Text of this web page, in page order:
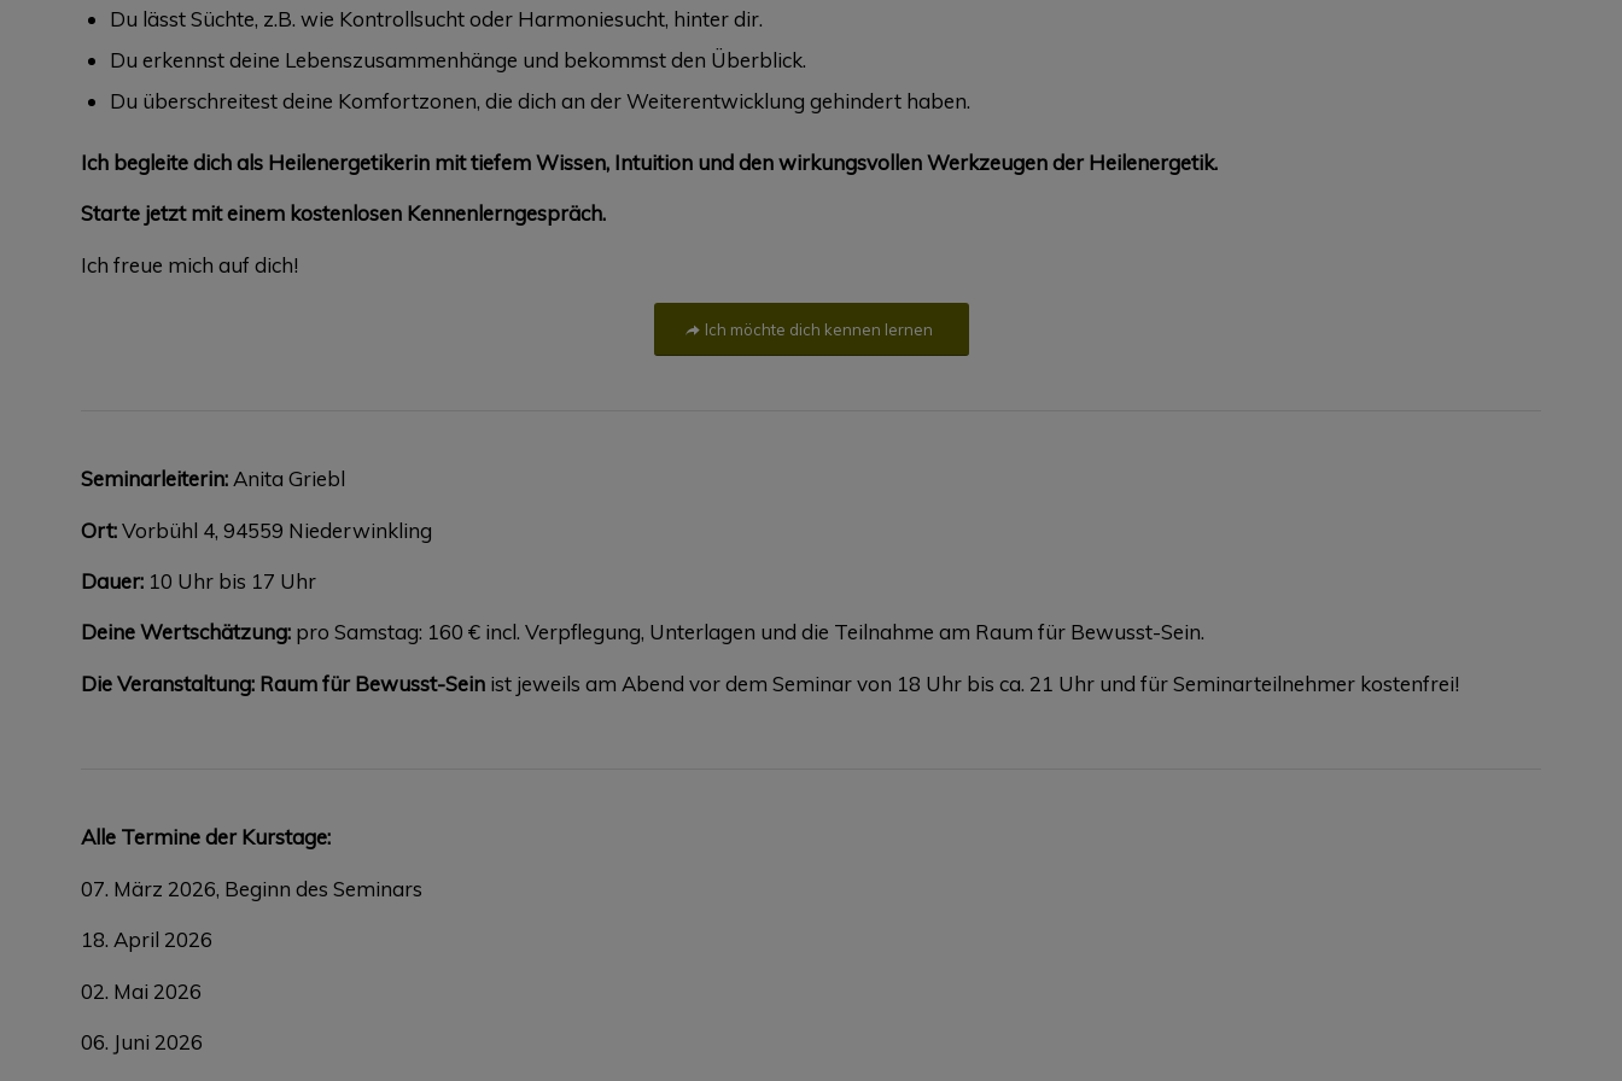
Du lässt Süchte, z.B. wie Kontrollsucht oder Harmoniesucht, hinter dir.
Du erkennst deine Lebenszusammenhänge und bekommst den Überblick.
Du überschreitest deine Komfortzonen, die dich an der Weiterentwicklung gehindert haben.
Ich begleite dich als Heilenergetikerin mit tiefem Wissen, Intuition und den wirkungsvollen Werkzeugen der Heilenergetik.
Starte jetzt mit einem kostenlosen Kennenlerngespräch.
Ich freue mich auf dich!
Ich möchte dich kennen lernen
Seminarleiterin: Anita Griebl
Ort:Vorbühl 4, 94559 Niederwinkling
Dauer: 10 Uhr bis 17 Uhr
Deine Wertschätzung: pro Samstag: 160 € incl. Verpflegung, Unterlagen und die Teilnahme am Raum für Bewusst-Sein.
Die Veranstaltung: Raum für Bewusst-Sein ist jeweils am Abend vor dem Seminar von 18 Uhr bis ca. 21 Uhr und für Seminarteilnehmer kostenfrei!
Alle Termine der Kurstage:
07. März 2026, Beginn des Seminars
18. April 2026
02. Mai 2026
06. Juni 2026